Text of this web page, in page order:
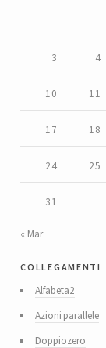
3 4
10 11
17 18
24 25
31
« Mar
collegamenti
Alfabeta2
Azioni parallele
Doppiozero